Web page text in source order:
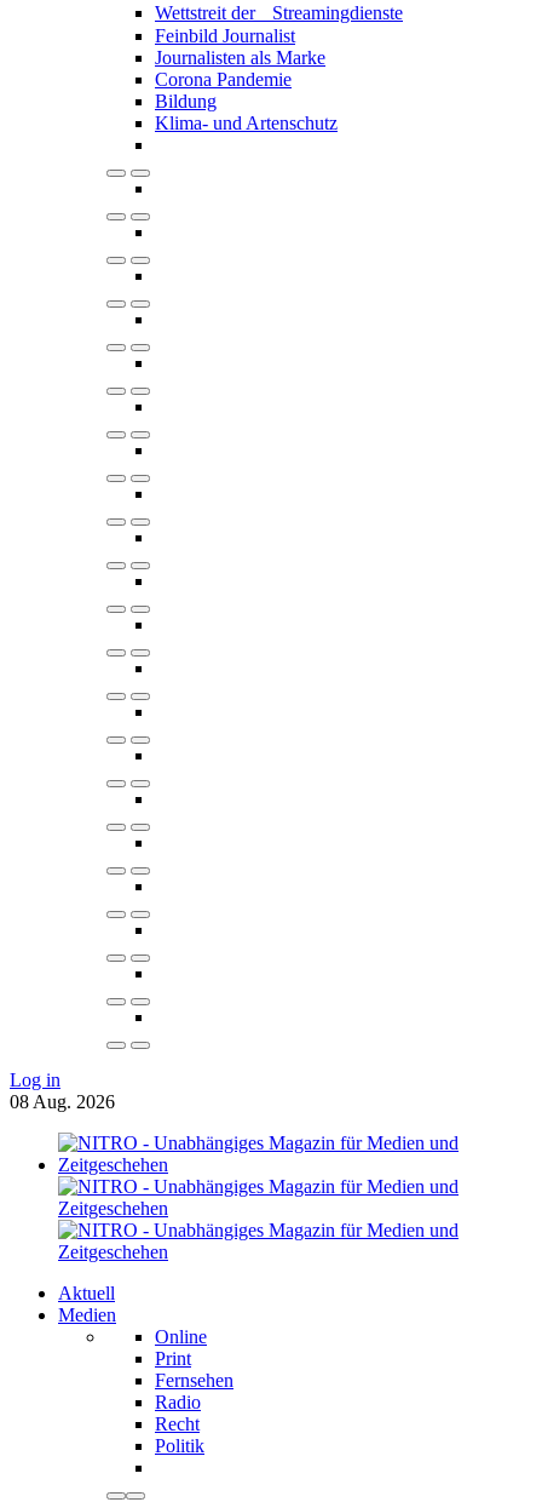
Wettstreit der Streamingdienste
Feinbild Journalist
Journalisten als Marke
Corona Pandemie
Bildung
Klima- und Artenschutz
Log in
08 Aug. 2026
Aktuell
Medien
Online
Print
Fernsehen
Radio
Recht
Politik